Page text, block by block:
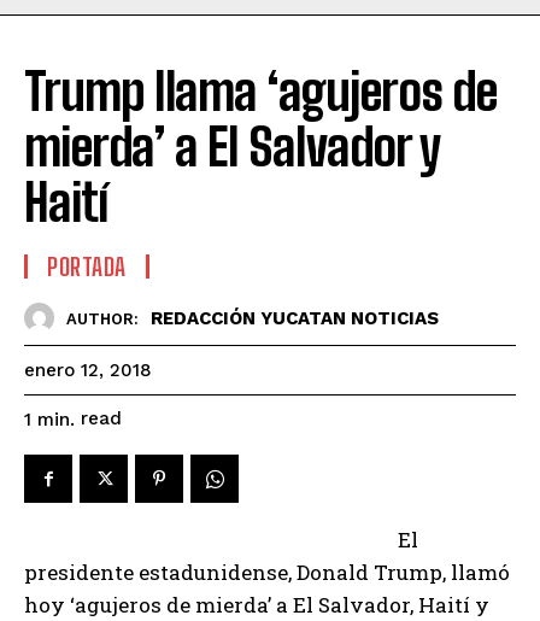
Trump llama ‘agujeros de
mierda’ a El Salvador y
Haití
PORTADA
AUTHOR: REDACCIÓN YUCATAN NOTICIAS
enero 12, 2018
1 min. read
El
presidente estadunidense, Donald Trump, llamó
hoy ‘agujeros de mierda’ a El Salvador, Haití y